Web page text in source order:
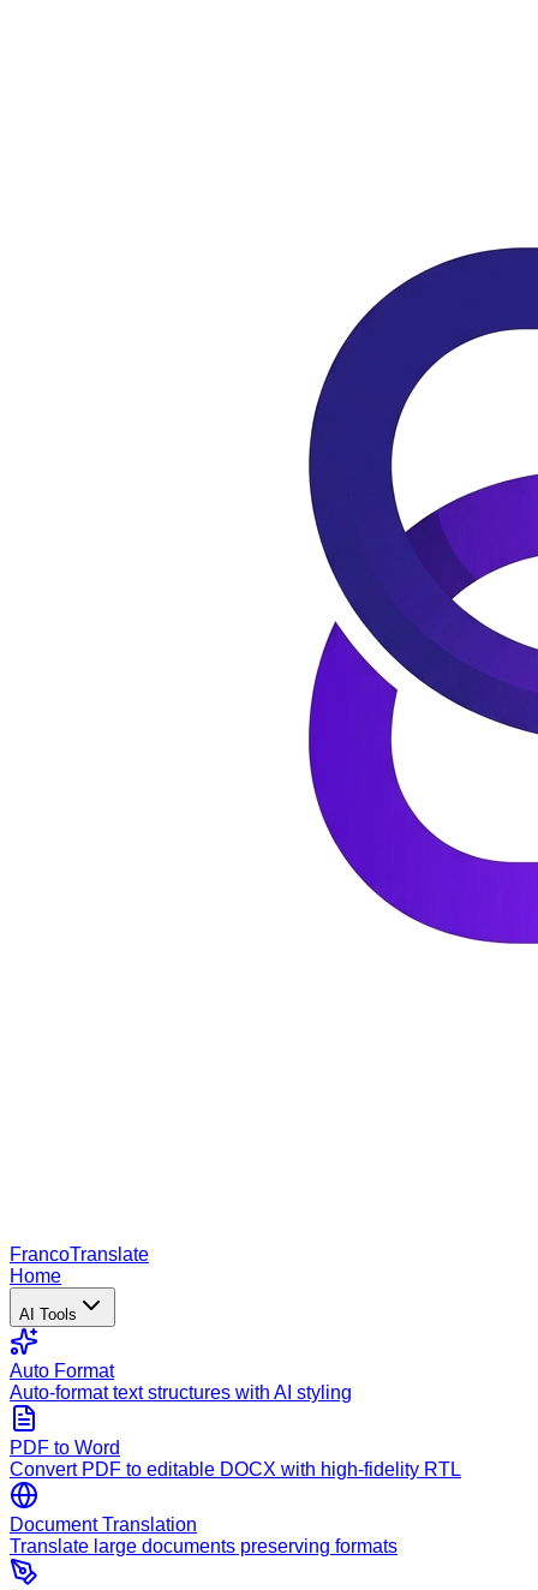
FrancoTranslate
Home
AI Tools
Auto Format
Auto-format text structures with AI styling
PDF to Word
Convert PDF to editable DOCX with high-fidelity RTL
Document Translation
Translate large documents preserving formats